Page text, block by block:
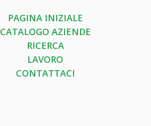
PAGINA INIZIALE
CATALOGO AZIENDE
RICERCA
LAVORO
CONTATTACI